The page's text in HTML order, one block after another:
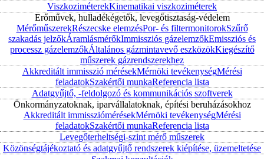
ViszkoziméterekKinematikai viszkoziméterek
Erőművek, hulladékégetők, levegőtisztaság-védelem
MérőműszerekRészecske elemzésPor- és filtermonitorokSzűrő
szakadás jelzőkÁramlásmérőkImmissziós gázelemzőkEmissziós és
processz gázelemzőkÁltalános gázmintavevő eszközökKiegészítő
műszerek gázrendszerekhez
Akkreditált immisszió mérésekMérnöki tevékenységMérési
feladatokSzakértői munkaReferencia lista
Adatgyűjtő, -feldolgozó és kommunikációs szoftverek
Önkormányzatoknak, iparvállalatoknak, építési beruházásokhoz
Akkreditált immissziómérésekMérnöki tevékenységMérési
feladatokSzakértői munkaReferencia lista
Levegőterheltségi-szint mérő műszerek
Közönségtájékoztató és adatgyűjtő rendszerek kiépítése, üzemeltetése